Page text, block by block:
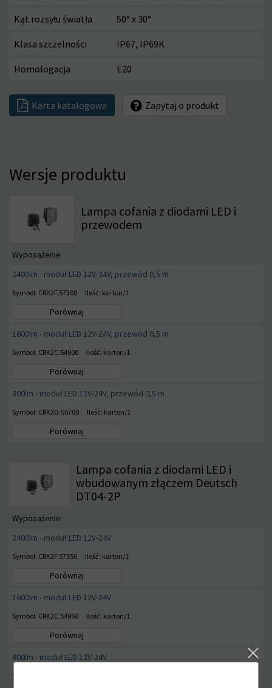
Kąt rozsyłu światła 50° x 30°
Klasa szczelności IP67, IP69K
Homologacja E20
Karta katalogowa Zapytaj o produkt
Wersje produktu
Lampa cofania z diodami LED i
przewodem
Wyposażenie
2400lm - moduł LED 12V-24V, przewód 0,5 m
Symbol: CRK2F.57300 Ilość: karton/1
Porównaj
1600lm - moduł LED 12V-24V, przewód 0,5 m
Symbol: CRK2C.54900 Ilość: karton/1
Porównaj
800lm - moduł LED 12V-24V, przewód 0,5 m
Symbol: CRK2D.55700 Ilość: karton/1
Porównaj
Lampa cofania z diodami LED i
wbudowanym złączem Deutsch
DT04-2P
Wyposażenie
2400lm - moduł LED 12V-24V
Symbol: CRK2F.57350 Ilość: karton/1
Porównaj
1600lm - moduł LED 12V-24V
Symbol: CRK2C.54950 Ilość: karton/1
Porównaj
800lm - moduł LED 12V-24V
Symbol: CRK2D.55750